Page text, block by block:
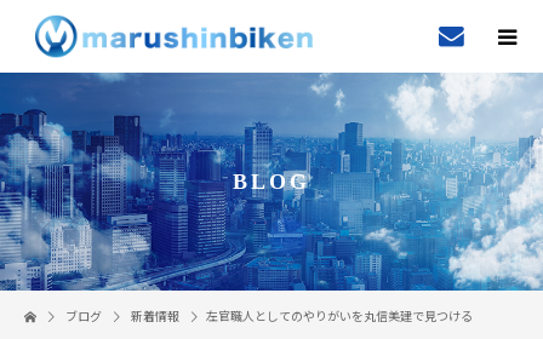
BLOG
ブログ 新着情報 左官職人としてのやりがいを丸信美建で見つける